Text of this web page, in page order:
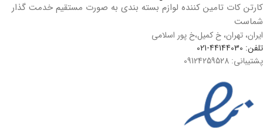
کارتن کات تامین کننده لوازم بسته بندی به صورت مستقیم خدمت گذار
شماست
ایران، تهران، خ کمیل،خ پور اسلامی
تلفن: 44144030-021
پشتیبانی: 09124259528